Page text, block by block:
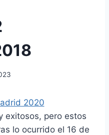
exitosos, pero estos
lo ocurrido el 16 de